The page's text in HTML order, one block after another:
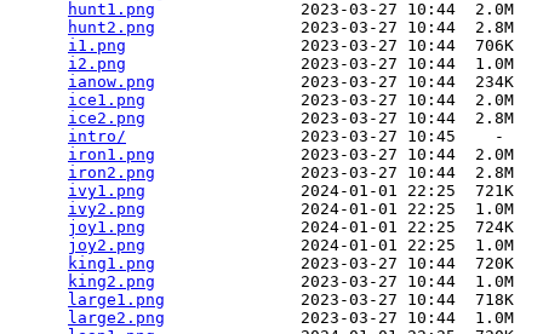
hunt1.png
               2023-03-27 10:44  2.0M
hunt2.png
               2023-03-27 10:44  2.8M
i1.png
                  2023-03-27 10:44  706K
i2.png
                  2023-03-27 10:44  1.0M
ianow.png
               2023-03-27 10:44  234K
ice1.png
                2023-03-27 10:44  2.0M
ice2.png
                2023-03-27 10:44  2.8M
intro/
                  2023-03-27 10:45    -
iron1.png
               2023-03-27 10:44  2.0M
iron2.png
               2023-03-27 10:44  2.8M
ivy1.png
                2024-01-01 22:25  721K
ivy2.png
                2024-01-01 22:25  1.0M
joy1.png
                2024-01-01 22:25  724K
joy2.png
                2024-01-01 22:25  1.0M
king1.png
               2023-03-27 10:44  720K
king2.png
               2023-03-27 10:44  1.0M
large1.png
              2023-03-27 10:44  718K
large2.png
              2023-03-27 10:44  1.0M